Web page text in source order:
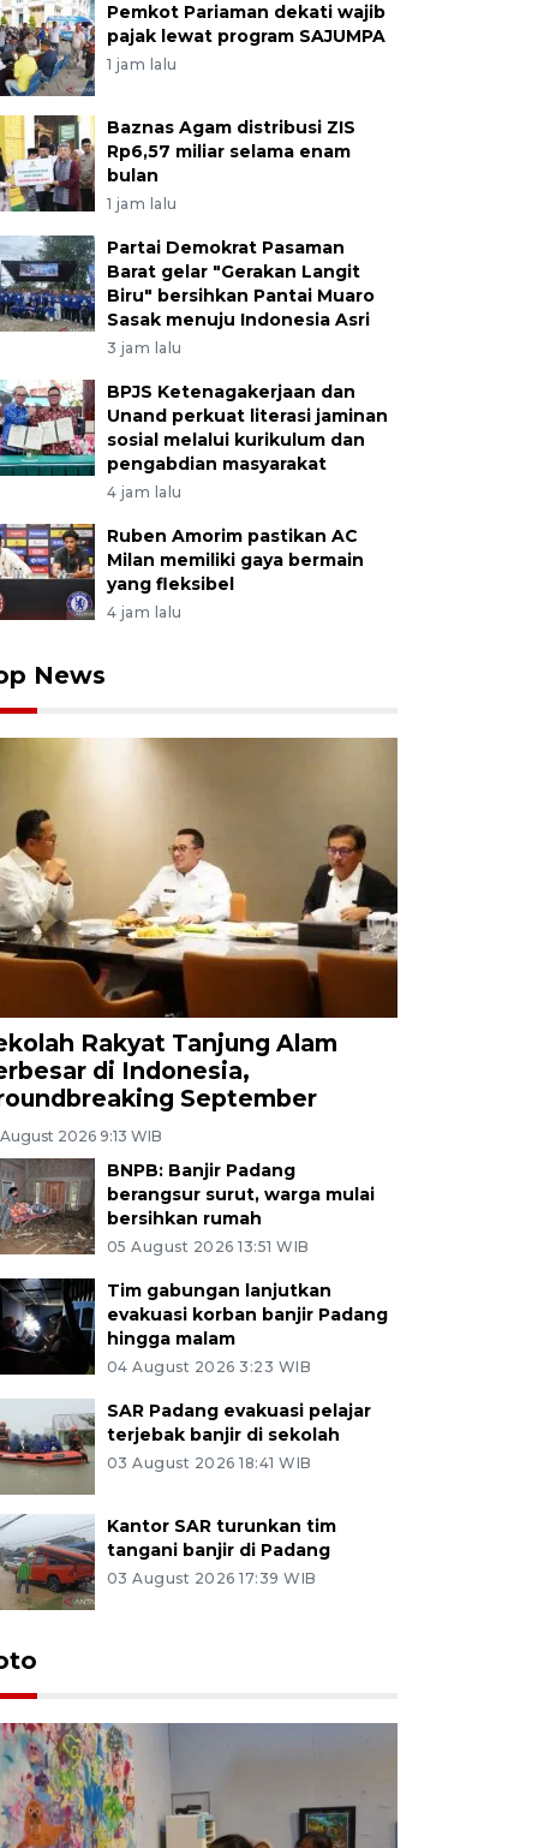
Pemkot Pariaman dekati wajib
pajak lewat program SAJUMPA
1 jam lalu
Baznas Agam distribusi ZIS
Rp6,57 miliar selama enam
bulan
1 jam lalu
Partai Demokrat Pasaman
Barat gelar "Gerakan Langit
Biru" bersihkan Pantai Muaro
Sasak menuju Indonesia Asri
3 jam lalu
BPJS Ketenagakerjaan dan
Unand perkuat literasi jaminan
sosial melalui kurikulum dan
pengabdian masyarakat
4 jam lalu
Ruben Amorim pastikan AC
Milan memiliki gaya bermain
yang fleksibel
4 jam lalu
News
Rakyat Tanjung Alam
di Indonesia,
September
2026 9:13 WIB
BNPB: Banjir Padang
berangsur surut, warga mulai
bersihkan rumah
05 August 2026 13:51 WIB
Tim gabungan lanjutkan
evakuasi korban banjir Padang
hingga malam
04 August 2026 3:23 WIB
SAR Padang evakuasi pelajar
terjebak banjir di sekolah
03 August 2026 18:41 WIB
Kantor SAR turunkan tim
tangani banjir di Padang
03 August 2026 17:39 WIB